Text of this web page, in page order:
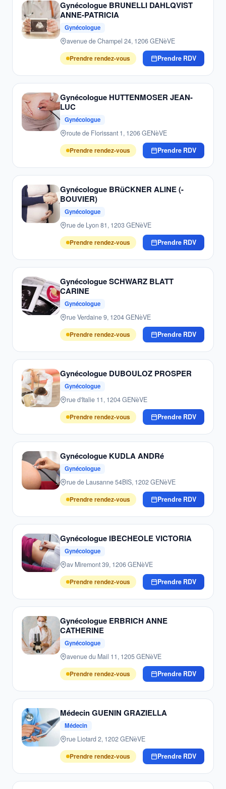
Gynécologue BRUNELLI DAHLQVIST
ANNE-PATRICIA
Gynécologue
avenue de Champel 24, 1206 GENèVE
Prendre rendez-vous
Prendre RDV
Gynécologue HUTTENMOSER JEAN-
LUC
Gynécologue
route de Florissant 1, 1206 GENèVE
Prendre rendez-vous
Prendre RDV
Gynécologue BRüCKNER ALINE (-
BOUVIER)
Gynécologue
rue de Lyon 81, 1203 GENèVE
Prendre rendez-vous
Prendre RDV
Gynécologue SCHWARZ BLATT
CARINE
Gynécologue
rue Verdaine 9, 1204 GENèVE
Prendre rendez-vous
Prendre RDV
Gynécologue DUBOULOZ PROSPER
Gynécologue
rue d'Italie 11, 1204 GENèVE
Prendre rendez-vous
Prendre RDV
Gynécologue KUDLA ANDRé
Gynécologue
rue de Lausanne 54BIS, 1202 GENèVE
Prendre rendez-vous
Prendre RDV
Gynécologue IBECHEOLE VICTORIA
Gynécologue
av Miremont 39, 1206 GENèVE
Prendre rendez-vous
Prendre RDV
Gynécologue ERBRICH ANNE
CATHERINE
Gynécologue
avenue du Mail 11, 1205 GENèVE
Prendre rendez-vous
Prendre RDV
Médecin GUENIN GRAZIELLA
Médecin
rue Liotard 2, 1202 GENèVE
Prendre rendez-vous
Prendre RDV